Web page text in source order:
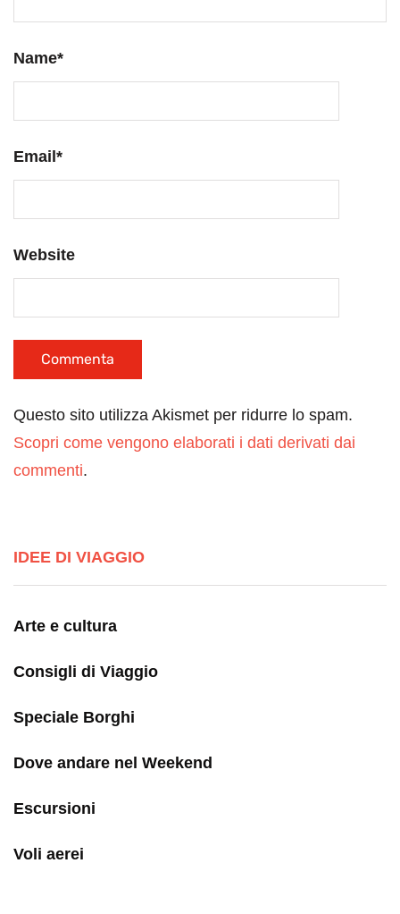
Name*
Email *
Website
Questo sito utilizza Akismet per ridurre lo spam.
Scopri come vengono elaborati i dati derivati dai
commenti.
IDEE DI VIAGGIO
Arte e cultura
Consigli di Viaggio
Speciale Borghi
Dove andare nel Weekend
Escursioni
Voli aerei